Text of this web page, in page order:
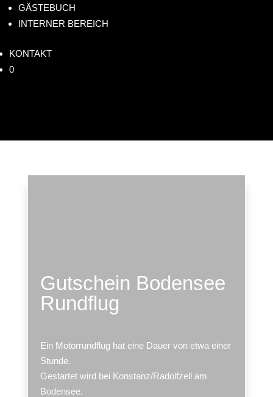
GÄSTEBUCH
INTERNER BEREICH
KONTAKT
0
Gutschein Bodensee
Rundflug
Ein Motorrundflug hat eine Dauer von etwa einer
Stunde.
Gestartet wird bei Konstanz/Radolfzell am
Bodensee.